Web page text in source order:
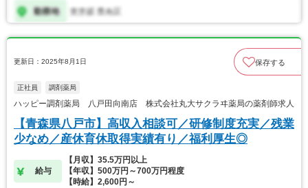
更新日：2025年8月1日 保存する
正社員 調剤薬局
ハッピー調剤薬局 八戸田向南店 株式会社丸大サクラヰ薬局の薬剤師求人
【青森県八戸市】高収入相談可／研修制度充実／残業
少なめ／産休育休取得実績有り／福利厚生◎
給与
【月収】35.5万円以上
【年収】500万円～700万円程度
【時給】2,600円～